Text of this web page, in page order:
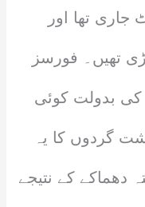
جاری تھا اور
تھیں۔ فورسز
کی بدولت کوئی
گردوں کا یہ
دھماکے کے نتیجے